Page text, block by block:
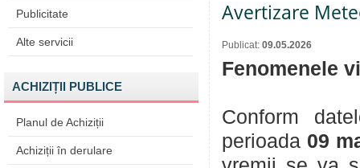
Publicitate
Alte servicii
ACHIZIȚII PUBLICE
Planul de Achiziții
Achiziții în derulare
Avertizare
Publicat: 09.05.2026
Fenomenele
Conform
perioada 09